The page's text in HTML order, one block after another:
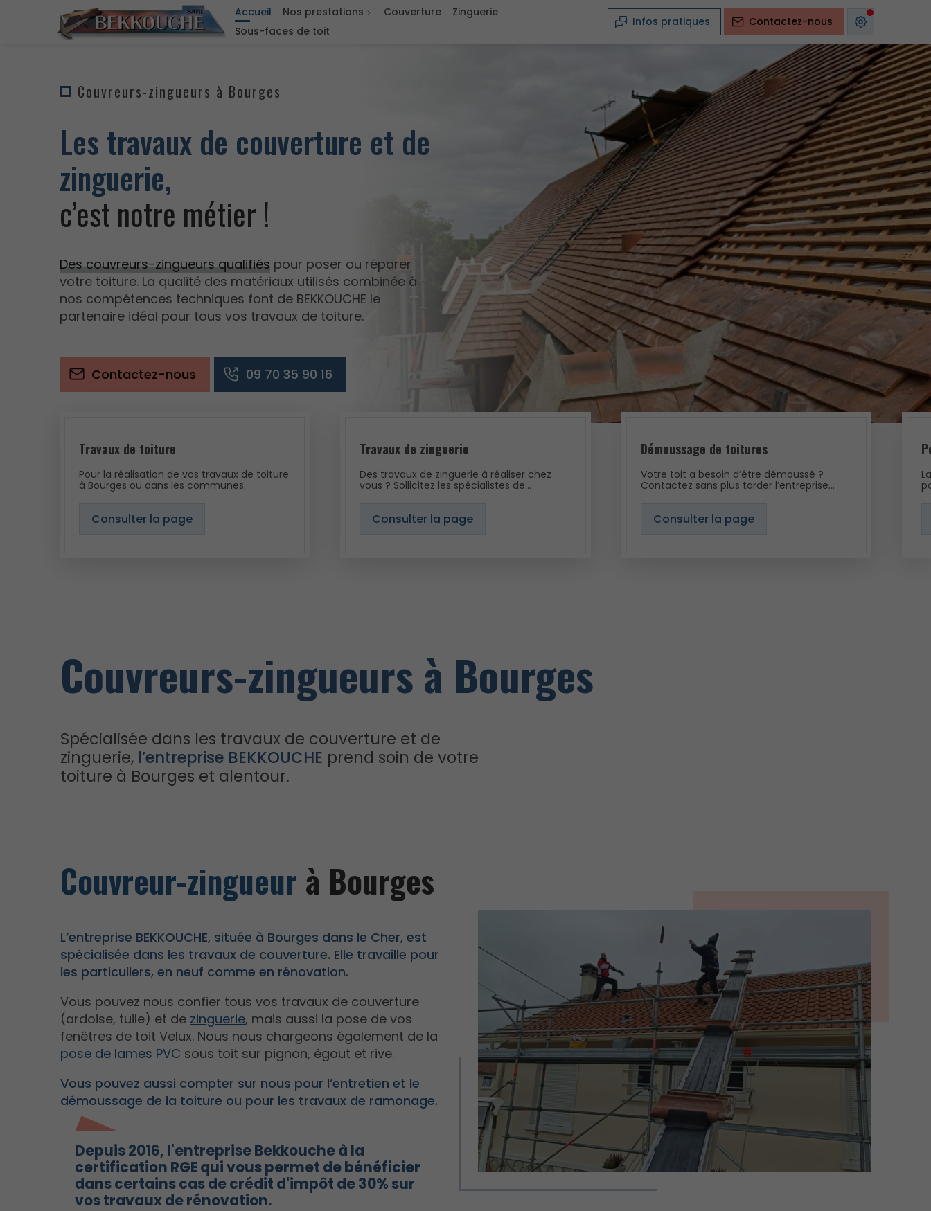
Accueil Nos prestations Couverture
Zinguerie
Sous-faces de toit
Infos pratiques Contactez-nous
Couvreurs-zingueurs à Bourges
Les travaux de couverture et de
zinguerie,
c’est notre métier !
Des couvreurs-zingueurs qualifiéspour poser ou réparer
votre toiture. La qualité des matériaux utilisés combinée à
nos compétences techniques font de BEKKOUCHE le
partenaire idéal pour tous vos travaux de toiture.
Contactez-nous 09 70 35 90 16
Travaux de toiture
Pour la réalisation de vos travaux de toiture
à Bourges ou dans les communes
Consulter la page
Travaux de zinguerie
Des travaux de zinguerie à réaliser chez
vous ? Sollicitez les spécialistes de
environs.
Consulter la page
Démoussage de toitures
Votre toit a besoin d’être démoussé ?
Contactez sans plus tarder l’entreprise
Consulter la page
Couvreurs-zingueurs à Bourges
Spécialisée dans les travaux de couverture et de
zinguerie, l’entreprise BEKKOUCHE prend soin de votre
toiture à Bourges et alentour.
Couvreur-zingueur à Bourges
L’entreprise BEKKOUCHE, située à Bourges dans le Cher, est
spécialisée dans les travaux de couverture. Elle travaille pour
les particuliers, en neuf comme en rénovation.
Vous pouvez nous confier tous vos travaux de couverture
(ardoise, tuile) et de zinguerie, mais aussi la pose de vos
fenêtres de toit Velux. Nous nous chargeons également de la
pose de lames PVC sous toit sur pignon, égout et rive.
Vous pouvez aussi compter sur nous pour l’entretien et le
démoussage de la toiture ou pour les travaux de ramonage.
Depuis 2016, l'entreprise Bekkouche à la
certification RGE qui vous permet de bénéficier
dans certains cas de crédit d'impôt de 30% sur
vos travaux de rénovation.